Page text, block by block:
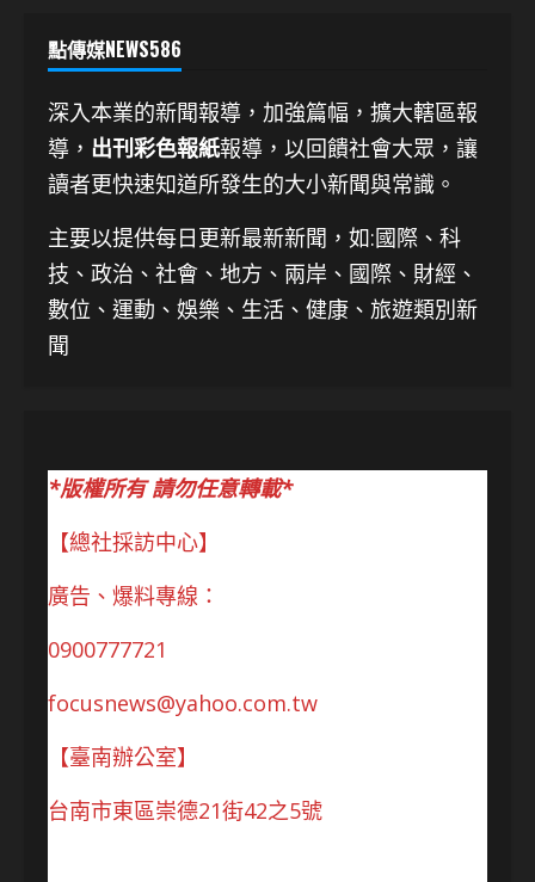
點傳媒NEWS586
深入本業的新聞報導，加強篇幅，擴大轄區報
導， 出刊彩色報紙報導，以回饋社會大眾，讓
讀者更快速知道所發生的大小新聞與常識。
主要以提供每日更新最新新聞 ，如:國際、科
技、 政治、社會、地方、兩岸、國際、財經、
數位、運動、娛樂、生活、健康、旅遊類別新
聞
*版權所有 請勿任意轉載*
【總社採訪中心】
廣告、爆料專線：
0900777721
focusnews@yahoo.com.tw
【臺南辦公室】
台南市東區崇德21街42之5號